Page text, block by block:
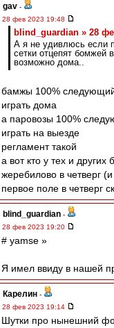
gav -
28 фев 2023 19:48
blind_guardian » 28
А я не удивлюсь если
сетки отцепят бомжей
возможно дома..
бамжы 100% следующий
играть дома
а паровозы 100%
играть на выезде
регламент такой
а вот кто у тех и других
жеребилово в четверг
первое поле в четверг
blind_guardian -
28 фев 2023 19:20
# yamse »
Я имел ввиду в нашей
Карелин -
28 фев 2023 19:14
Шутки про нынешний